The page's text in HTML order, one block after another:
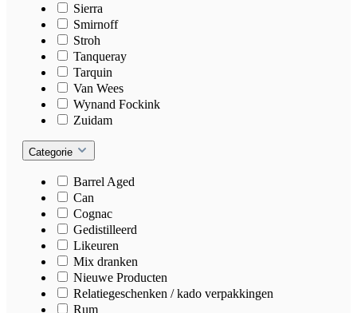
Sierra
Smirnoff
Stroh
Tanqueray
Tarquin
Van Wees
Wynand Fockink
Zuidam
Categorie
Barrel Aged
Can
Cognac
Gedistilleerd
Likeuren
Mix dranken
Nieuwe Producten
Relatiegeschenken / kado verpakkingen
Rum